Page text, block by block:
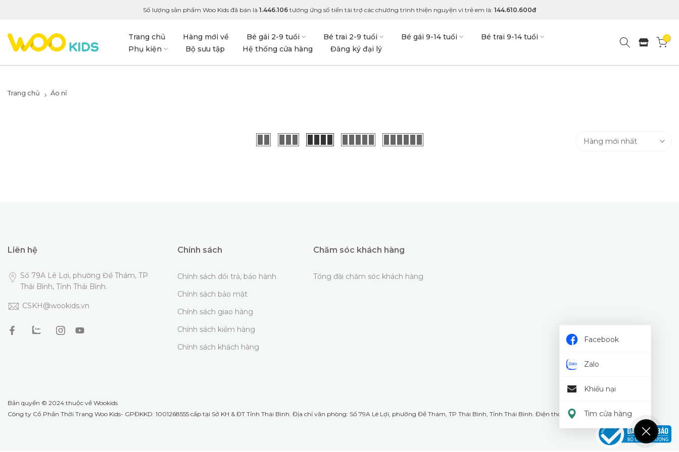
Số lượng sản phẩm Woo Kids đã bán là 1.446.106 tương ứng số tiền tài trợ các chương trình thiện nguyện vì trẻ em là: 144.610.600đ
Trang chủ Hàng mới về Bé gái 2-9 tuổi Bé trai 2-9 tuổi Bé gái 9-14 tuổi
Bé trai 9-14 tuổi
Phụ kiện
Bộ sưu tập Hệ thống cửa hàng Đăng ký đại lý
0
Trang chủ Áo nỉ
Hàng mới nhất
Liên hệ
Số 79A Lê Lợi, phường Đề Thám, TP
Thái Bình, Tỉnh Thái Bình.
CSKH@wookids.vn
Chính sách
Chính sách đổi trả, bảo hành
Chính sách bảo mật
Chính sách giao hàng
Chính sách kiểm hàng
Chính sách khách hàng
Chăm sóc khách hàng
Tổng đài chăm sóc khách hàng
Bản quyền © 2024 thuộc về Wookids
Công ty Cổ Phần Thời Trang Woo Kids- GPĐKKD: 1001268555 cấp tại Sở KH & ĐT Tỉnh Thái Bình. Địa chỉ văn phòng: Số 79A Lê Lợi, phường Đề Thám, TP Thái Bình, Tỉnh Thái Bình. Điện thoại: 18008226
Facebook
Zalo
Khiếu nại
Tìm cửa hàng